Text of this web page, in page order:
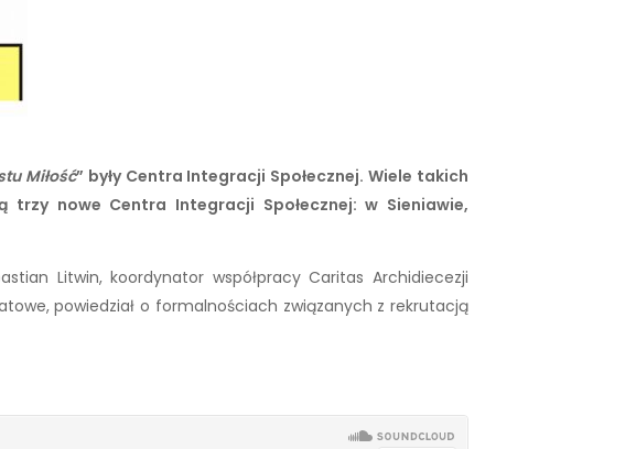
Miłość” były Centra Integracji Społecznej. Wiele takich
nowe Centra Integracji Społecznej: w Sieniawie,
Litwin, koordynator współpracy Caritas Archidiecezji
powiedział o formalnościach związanych z rekrutacją